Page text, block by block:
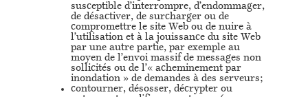
susceptible d’interrompre, d’endommager,
de désactiver, de surcharger ou de
compromettre le site Web ou de nuire à
l’utilisation et à la jouissance du site Web
par une autre partie, par exemple au
moyen de l’envoi massif de messages non
sollicités ou de l’« acheminement par
inondation » de demandes à des serveurs;
contourner, désosser, décrypter ou